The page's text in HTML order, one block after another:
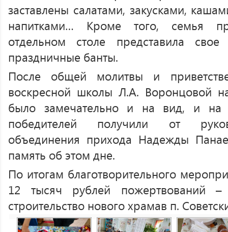
заставлены салатами, закусками,
напитками… Кроме того, семья
отдельном столе представила
праздничные банты.
После общей молитвы и
воскресной школы Л.А. Воронцовой
было замечательно и на вид, и на
победителей получили от
объединения прихода Надежды
память об этом дне.
По итогам благотворительного
12 тысяч рублей пожертвований
строительство нового храмав п.